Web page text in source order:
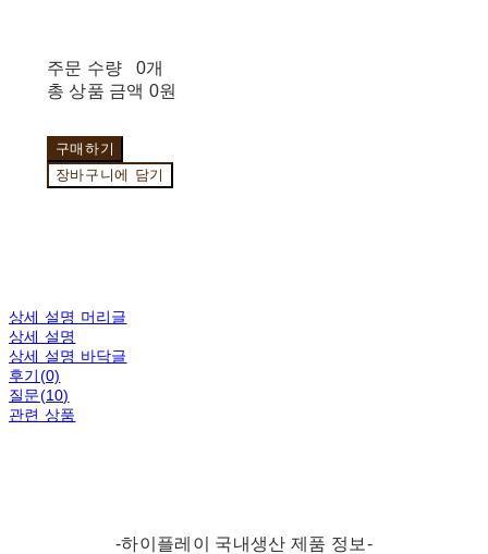
주문 수량
0개
총 상품 금액 0원
구매하기
장바구니에 담기
상세 설명 머리글
상세 설명
상세 설명 바닥글
후기(0)
질문(10)
관련 상품
-하이플레이 국내생산 제품 정보-